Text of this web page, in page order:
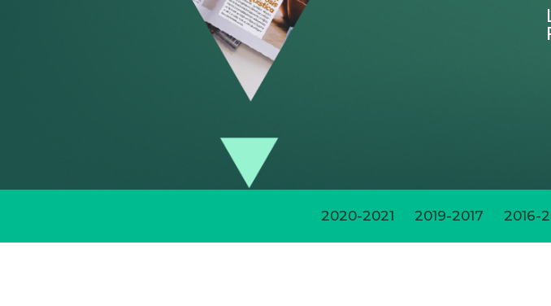
2020-2021 2019-2017 2016-